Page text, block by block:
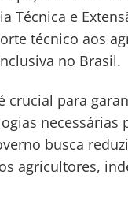
Técnica e
técnico aos
no Brasil.
crucial para
busca
agricultores,